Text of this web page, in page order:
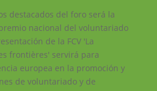
destacados del foro será la
nacional del voluntariado
de la FCV 'La
frontières' servirá para
europea en la promoción y
de voluntariado y de